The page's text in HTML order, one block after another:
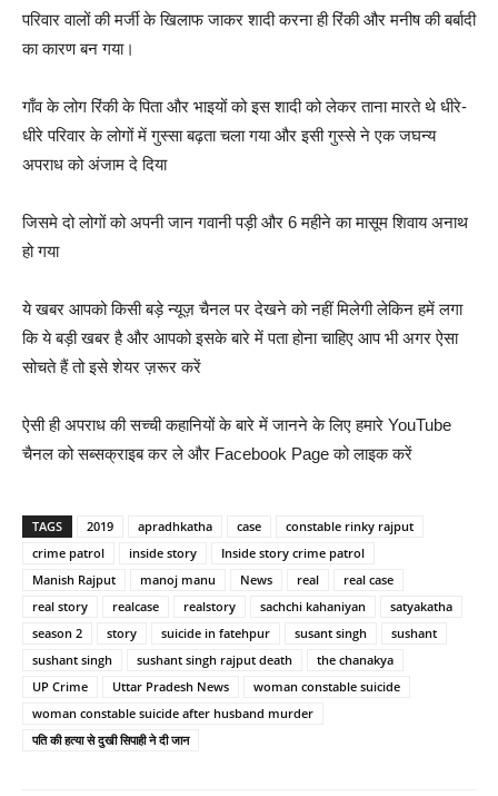
परिवार वालों की मर्जी के खिलाफ जाकर शादी करना ही रिंकी और मनीष की बर्बादी
का कारण बन गया।
गाँव के लोग रिंकी के पिता और भाइयों को इस शादी को लेकर ताना मारते थे धीरे-
धीरे परिवार के लोगों में गुस्सा बढ़ता चला गया और इसी गुस्से ने एक जघन्य
अपराध को अंजाम दे दिया
जिसमे दो लोगों को अपनी जान गवानी पड़ी और 6 महीने का मासूम शिवाय अनाथ
हो गया
ये खबर आपको किसी बड़े न्यूज़ चैनल पर देखने को नहीं मिलेगी लेकिन हमें लगा
कि ये बड़ी खबर है और आपको इसके बारे में पता होना चाहिए आप भी अगर ऐसा
सोचते हैं तो इसे शेयर ज़रूर करें
ऐसी ही अपराध की सच्ची कहानियों के बारे में जानने के लिए हमारे YouTube
चैनल को सब्सक्राइब कर ले और Facebook Page को लाइक करें
TAGS 2019 apradhkatha case
constable rinky rajput
crime patrol
inside story
Inside story crime patrol
Manish Rajput
manoj manu News real
real case
real story
realcase realstory sachchi kahaniyan
satyakatha
season 2
story suicide in fatehpur susant singh
sushant
sushant singh
sushant singh rajput death
the chanakya
UP Crime
Uttar Pradesh News
woman constable suicide
woman constable suicide after husband murder
पति की हत्या से दुखी सिपाही ने दी जान